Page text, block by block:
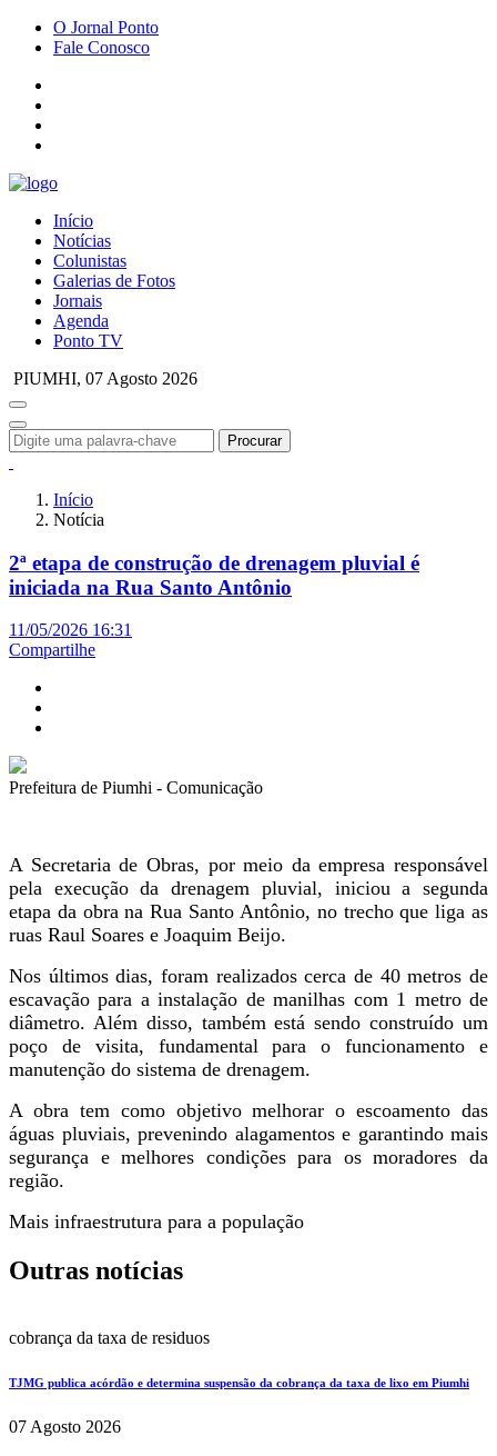
O Jornal Ponto
Fale Conosco
Início
Notícias
Colunistas
Galerias de Fotos
Jornais
Agenda
Ponto TV
PIUMHI, 07 Agosto 2026
Procurar
Início
Notícia
2ª etapa de construção de drenagem pluvial é
iniciada na Rua Santo Antônio
11/05/2026 16:31
Compartilhe
Prefeitura de Piumhi - Comunicação
A Secretaria de Obras, por meio da empresa responsável
pela execução da drenagem pluvial, iniciou a segunda
etapa da obra na Rua Santo Antônio, no trecho que liga as
ruas Raul Soares e Joaquim Beijo.
Nos últimos dias, foram realizados cerca de 40 metros de
escavação para a instalação de manilhas com 1 metro de
diâmetro. Além disso, também está sendo construído um
poço de visita, fundamental para o funcionamento e
manutenção do sistema de drenagem.
A obra tem como objetivo melhorar o escoamento das
águas pluviais, prevenindo alagamentos e garantindo mais
segurança e melhores condições para os moradores da
região.
Mais infraestrutura para a população
Outras notícias
cobrança da taxa de residuos
TJMG publica acórdão e determina suspensão da cobrança da taxa de lixo em Piumhi
07 Agosto 2026